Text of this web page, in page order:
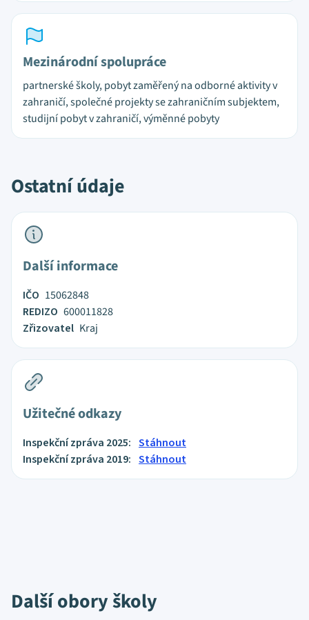
Mezinárodní spolupráce
partnerské školy, pobyt zaměřený na odborné aktivity v
zahraničí, společné projekty se zahraničním subjektem,
studijní pobyt v zahraničí, výměnné pobyty
Ostatní údaje
Další informace
IČO 15062848
REDIZO 600011828
Zřizovatel Kraj
Užitečné odkazy
Inspekční zpráva 2025: Stáhnout
Inspekční zpráva 2019: Stáhnout
Další obory školy